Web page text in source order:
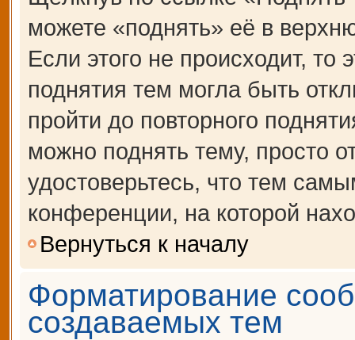
можете «поднять» её в
Если этого не происходит, то
поднятия тем могла быть
пройти до повторного
можно поднять тему, просто
удостоверьтесь, что тем
конференции, на которой
Вернуться к началу
Форматирование
создаваемых тем